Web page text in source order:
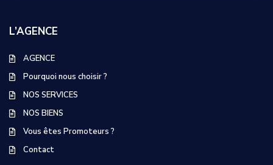
L’AGENCE
AGENCE
Pourquoi nous choisir ?
NOS SERVICES
NOS BIENS
Vous êtes Promoteurs ?
Contact